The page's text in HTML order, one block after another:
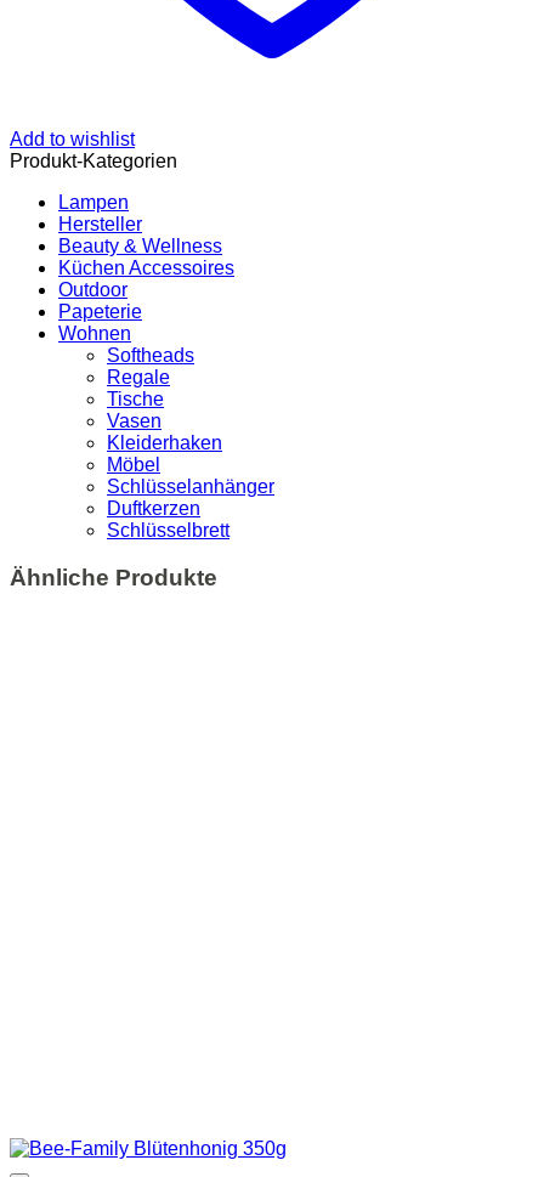
Add to wishlist
Produkt-Kategorien
Lampen
Hersteller
Beauty & Wellness
Küchen Accessoires
Outdoor
Papeterie
Wohnen
Softheads
Regale
Tische
Vasen
Kleiderhaken
Möbel
Schlüsselanhänger
Duftkerzen
Schlüsselbrett
Ähnliche Produkte